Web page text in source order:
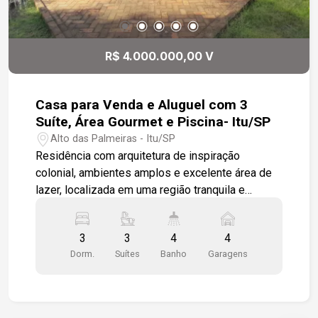
escolas, clínicas e serviços Entre em contato
para mais informações ou agende uma visita.
Nossa equipe está à disposição para apresentar
todos os detalhes do imóvel.
R$ 4.000.000,00 V
Casa para Venda e Aluguel com 3
Suíte, Área Gourmet e Piscina- Itu/SP
Alto das Palmeiras - Itu/SP
Residência com arquitetura de inspiração
colonial, ambientes amplos e excelente área de
lazer, localizada em uma região tranquila e
conforto, privacidade e qualidade de vida. -3
suítes, sendo 1 com closet -Sala de estar -Sala
de TV -Escritório -Lavabo -Cozinha com armários
3
Dorm.
3
Suítes
4
Banho
4
Garagens